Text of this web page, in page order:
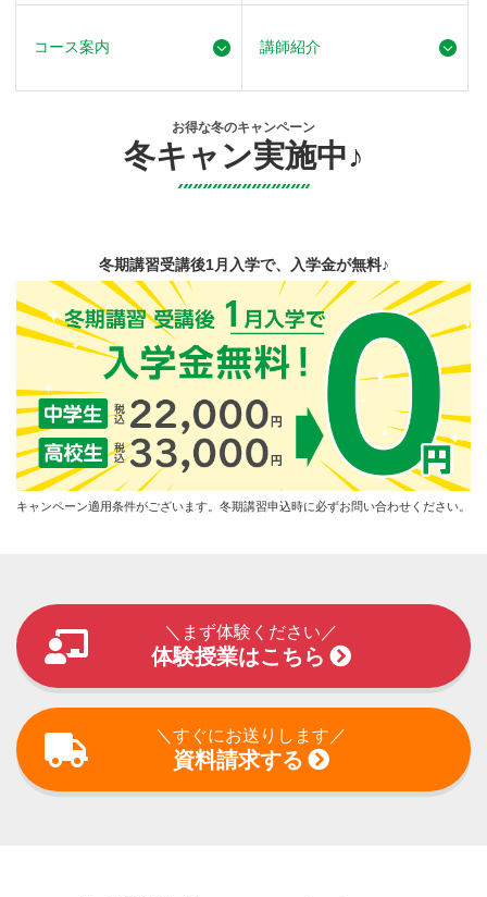
コース案内 講師紹介
お得な冬のキャンペーン
冬キャン実施中♪
冬期講習受講後1月入学で、入学金が無料♪
キャンペーン適用条件がございます。冬期講習申込時に必ずお問い合わせください。
＼まず体験ください／
体験授業はこちら
＼すぐにお送りします／
資料請求する